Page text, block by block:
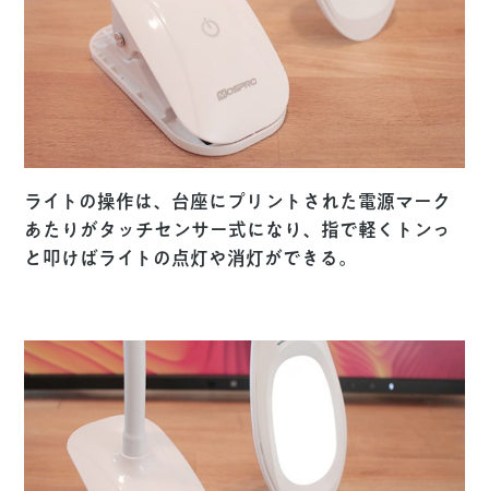
ライトの操作は、台座にプリントされた電源マーク
あたりがタッチセンサー式になり、指で軽くトンっ
と叩けばライトの点灯や消灯ができる。